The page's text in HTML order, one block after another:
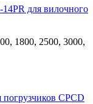
для вилочного
1800, 2500, 3000,